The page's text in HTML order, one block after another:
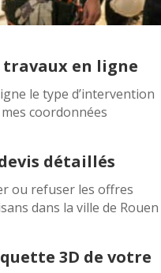
travaux en ligne
le type d’intervention
coordonnées
détaillés
ou refuser les offres
dans la ville de Rouen
3D de votre